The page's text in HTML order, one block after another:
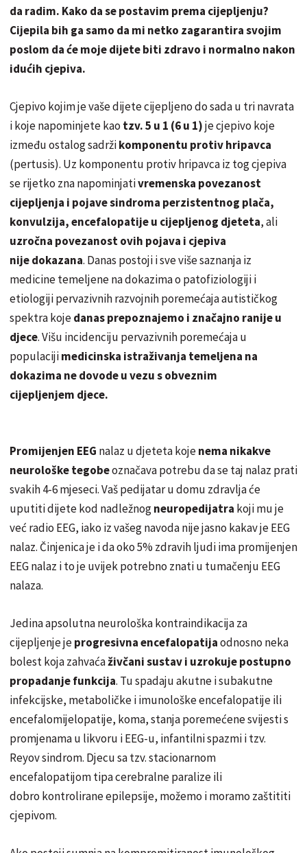
da radim. Kako da se postavim prema cijepljenju?
Cijepila bih ga samo da mi netko zagarantira svojim
poslom da će moje dijete biti zdravo i normalno nakon
idućih cjepiva.
Cjepivo kojim je vaše dijete cijepljeno do sada u tri navrata
i koje napominjete kao tzv. 5 u 1 (6 u 1)je cjepivo koje
između ostalog sadržikomponentu protiv hripavca
(pertusis). Uz komponentu protiv hripavca iz tog cjepiva
se rijetko zna napominjativremenska povezanost
cijepljenja i pojave sindroma perzistentnog plača,
konvulzija, encefalopatije u cijepljenog djeteta, ali
uzročna povezanost ovih pojava i cjepiva
nije dokazana. Danas postoji i sve više saznanja iz
medicine temeljene na dokazima o patofiziologiji i
etiologiji pervazivnih razvojnih poremećaja autističkog
spektra kojedanas prepoznajemo i značajno ranije u
djece. Višu incidenciju pervazivnih poremećaja u
populacijimedicinska istraživanja temeljena na
dokazima ne dovode u vezu s obveznim
cijepljenjem djece.
Promijenjen EEG nalaz u djeteta kojenema nikakve
neurološke tegobeoznačava potrebu da se taj nalaz prati
svakih 4-6 mjeseci. Vaš pedijatar u domu zdravlja će
uputiti dijete kod nadležnogneuropedijatra koji mu je
već radio EEG, iako iz vašeg navoda nije jasno kakav je EEG
nalaz. Činjenica je i da oko 5% zdravih ljudi ima promijenjen
EEG nalaz i to je uvijek potrebno znati u tumačenju EEG
nalaza.
Jedina apsolutna neurološka kontraindikacija za
cijepljenje jeprogresivna encefalopatijaodnosno neka
bolest koja zahvaćaživčani sustav i uzrokuje postupno
propadanje funkcija. Tu spadaju akutne i subakutne
infekcijske, metaboličke i imunološke encefalopatije ili
encefalomijelopatije, koma, stanja poremećene svijesti s
promjenama u likvoru i EEG-u, infantilni spazmi i tzv.
Reyov sindrom. Djecu sa tzv. stacionarnom
encefalopatijom tipa cerebralne paralize ili
dobro kontrolirane epilepsije, možemo i moramo zaštititi
cjepivom.